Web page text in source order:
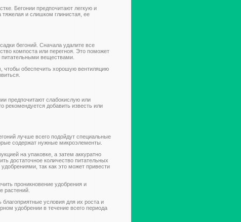
Бегонии предпочитают легкую и
и слишком глинистая, ее
бегоний. Сначала удалите все
компоста или перегноя. Это поможет
веществами.
чтобы обеспечить хорошую вентиляцию
предпочитают слабокислую или
рекомендуется добавить известь или
лучше всего подойдут специальные
содержат нужные микроэлементы.
на упаковке, а затем аккуратно
достаточное количество питательных
так как это может привести
проникновение удобрения и
растений.
условия для их роста и
удобрении в течение всего периода